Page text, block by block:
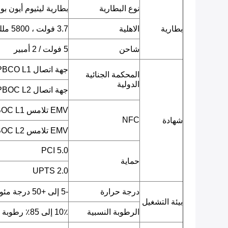
بطارية
نوع البطارية بطارية ليثيوم أيون
الاهلية 3.7 فولت ، 5800 مللي أمبير
شاحن 5 فولت / 2 أمبير
شهادة
المحكمة الجنائية
الدولية
جهة اتصال EMV L1 / PBCO L1
جهة اتصال EMV L2 / PBOC L2
NFC
EMV تلامس L1 / qPBOC L1
EMV تلامس L2 / qPBOC L2
حماية
PCI 5.0
UPTS 2.0
بيئة التشغيل
درجة حرارة -5 إلى +50 درجة مئوية
الرطوبة النسبية 10٪ إلى 85٪ رطوبة نسبية